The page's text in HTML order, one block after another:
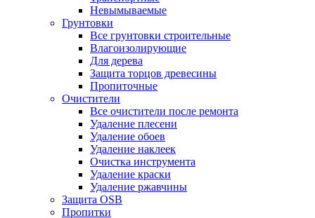
Невымываемые
Грунтовки
Все грунтовки строительные
Влагоизолирующие
Для дерева
Защита торцов древесины
Пропиточные
Очистители
Все очистители после ремонта
Удаление плесени
Удаление обоев
Удаление наклеек
Очистка инструмента
Удаление краски
Удаление ржавчины
Защита OSB
Пропитки